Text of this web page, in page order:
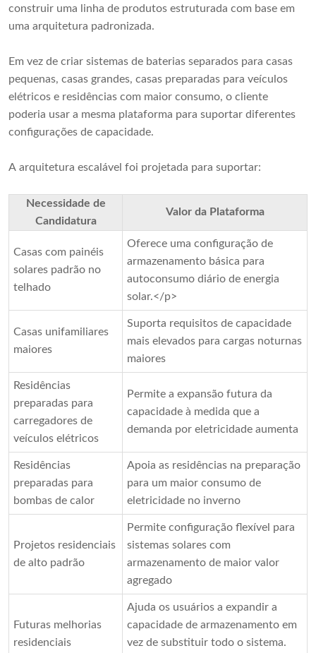
construir uma linha de produtos estruturada com base em
uma arquitetura padronizada.
Em vez de criar sistemas de baterias separados para casas
pequenas, casas grandes, casas preparadas para veículos
elétricos e residências com maior consumo, o cliente
poderia usar a mesma plataforma para suportar diferentes
configurações de capacidade.
A arquitetura escalável foi projetada para suportar:
Necessidade de
Candidatura
Valor da Plataforma
Casas com painéis
solares padrão no
telhado
Oferece uma configuração de
armazenamento básica para
autoconsumo diário de energia
solar.</p>
Casas unifamiliares
maiores
Suporta requisitos de capacidade
mais elevados para cargas noturnas
maiores
Residências
preparadas para
carregadores de
veículos elétricos
Permite a expansão futura da
capacidade à medida que a
demanda por eletricidade aumenta
Residências
preparadas para
bombas de calor
Apoia as residências na preparação
para um maior consumo de
eletricidade no inverno
Projetos residenciais
de alto padrão
Permite configuração flexível para
sistemas solares com
armazenamento de maior valor
agregado
Futuras melhorias
residenciais
Ajuda os usuários a expandir a
capacidade de armazenamento em
vez de substituir todo o sistema.